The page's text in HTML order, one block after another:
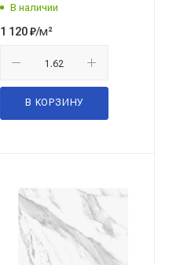
В наличии
1 120₽/м²
В КОРЗИНУ